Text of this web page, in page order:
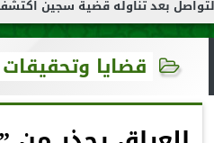
قضية سجين اكتشف علاجا مهما
قضايا وتحقيقات